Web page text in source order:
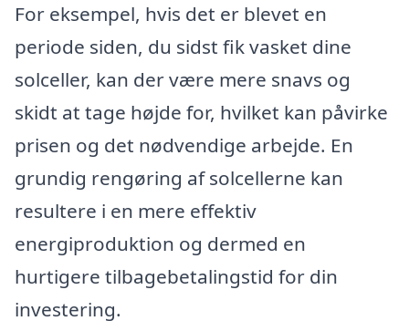
For eksempel, hvis det er blevet en
periode siden, du sidst fik vasket dine
solceller, kan der være mere snavs og
skidt at tage højde for, hvilket kan påvirke
prisen og det nødvendige arbejde. En
grundig rengøring af solcellerne kan
resultere i en mere effektiv
energiproduktion og dermed en
hurtigere tilbagebetalingstid for din
investering.